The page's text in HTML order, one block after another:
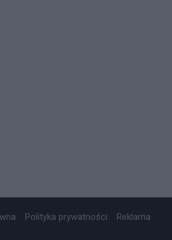
Polityka prywatności Reklama